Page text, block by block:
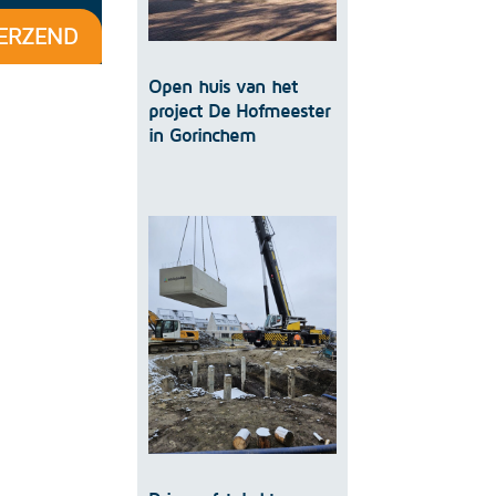
Open huis van het
project De Hofmeester
in Gorinchem